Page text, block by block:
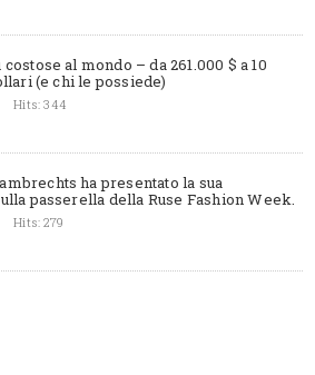
al mondo – da 261.000 $ a 10
(e chi le possiede)
Hits: 344
ha presentato la sua
passerella della Ruse Fashion Week.
Hits: 279